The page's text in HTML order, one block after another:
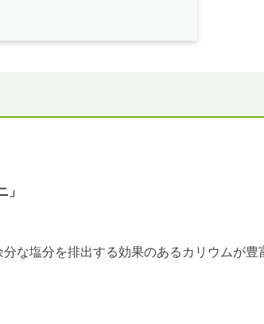
」
な塩分を排出する効果のあるカリウムが豊